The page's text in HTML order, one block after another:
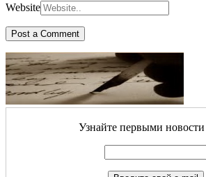
Website
Узнайте первыми новости